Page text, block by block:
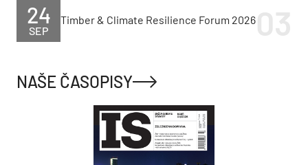
SEP
24 Timber & Climate Resilience Forum 2026
NAŠE ČASOPISY